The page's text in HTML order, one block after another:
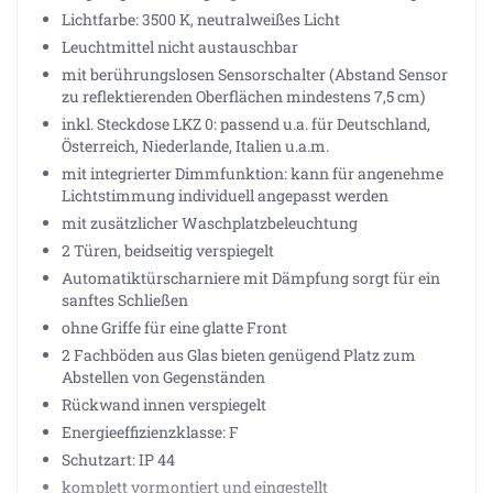
Lichtfarbe: 3500 K, neutralweißes Licht
Leuchtmittel nicht austauschbar
mit berührungslosen Sensorschalter (Abstand Sensor
zu reflektierenden Oberflächen mindestens 7,5 cm)
inkl. Steckdose LKZ 0: passend u.a. für Deutschland,
Österreich, Niederlande, Italien u.a.m.
mit integrierter Dimmfunktion: kann für angenehme
Lichtstimmung individuell angepasst werden
mit zusätzlicher Waschplatzbeleuchtung
2 Türen, beidseitig verspiegelt
Automatiktürscharniere mit Dämpfung sorgt für ein
sanftes Schließen
ohne Griffe für eine glatte Front
2 Fachböden aus Glas bieten genügend Platz zum
Abstellen von Gegenständen
Rückwand innen verspiegelt
Energieeffizienzklasse: F
Schutzart: IP 44
komplett vormontiert und eingestellt